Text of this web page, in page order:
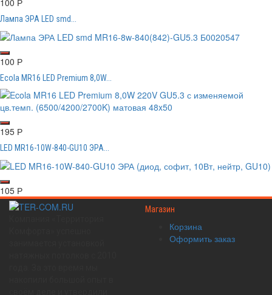
Лампа ЭРА LED smd...
100 Р
Ecola MR16 LED Premium 8,0W...
195 Р
LED MR16-10W-840-GU10 ЭРА...
105 Р
Магазин
Корзина
Оформить заказ